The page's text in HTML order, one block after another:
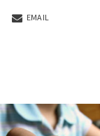
EMAIL